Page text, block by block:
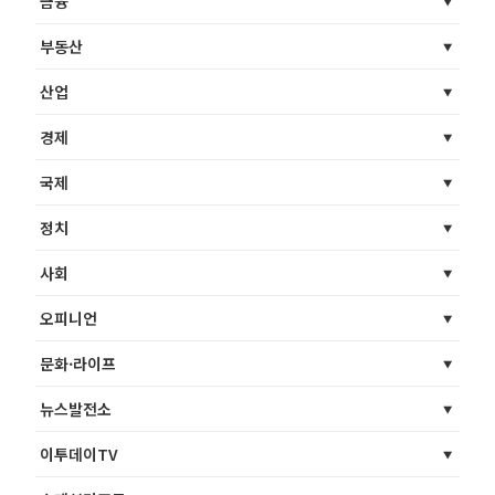
부동산
산업
경제
국제
정치
사회
오피니언
문화·라이프
뉴스발전소
이투데이TV